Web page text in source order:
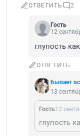
ОТВЕТИТЬ 2
Гость
12
глупость
ОТВЕТИТЬ
Бывает
13
Гость12
глупость